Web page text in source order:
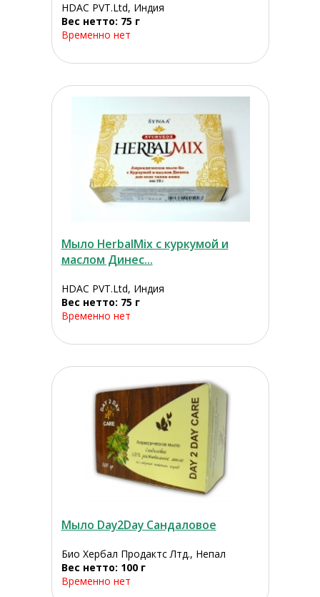
HDAC PVT.Ltd, Индия
Вес нетто: 75 г
Временно нет
Мыло HerbalMix с куркумой и
маслом Динес...
HDAC PVT.Ltd, Индия
Вес нетто: 75 г
Временно нет
Мыло Day2Day Сандаловое
Био Хербал Продактс Лтд., Непал
Вес нетто: 100 г
Временно нет